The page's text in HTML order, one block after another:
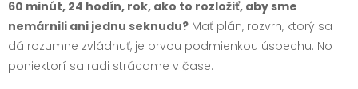
60 minút, 24 hodín, rok, ako to rozložiť, aby sme
nemárnili ani jednu seknudu? Mať plán, rozvrh, ktorý sa
dá rozumne zvládnuť, je prvou podmienkou úspechu. No
poniektorí sa radi strácame v čase.